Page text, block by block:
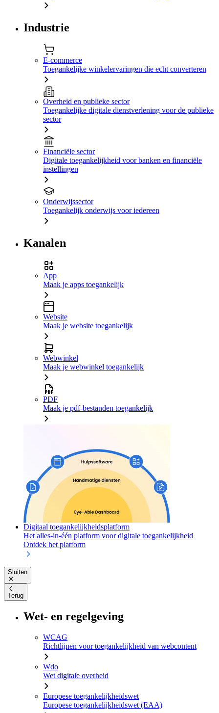
Industrie
E-commerce
Toegankelijke winkelervaringen die echt converteren
Overheid en publieke sector
Toegankelijke digitale dienstverlening voor de publieke
sector
Financiële sector
Digitale toegankelijkheid voor banken en financiële
instellingen
Onderwijssector
Toegankelijk onderwijs voor iedereen
Kanalen
App
Maak je apps toegankelijk
Website
Maak je website toegankelijk
Webwinkel
Maak je webwinkel toegankelijk
PDF
Maak je pdf-bestanden toegankelijk
Digitaal toegankelijkheidsplatform
Het alles-in-één platform voor digitale toegankelijkheid
Ontdek het platform
Sluiten
Terug
Wet- en regelgeving
WCAG
Richtlijnen voor toegankelijkheid van webcontent
Wdo
Wet digitale overheid
Europese toegankelijkheidswet
Europese toegankelijkheidswet (EAA)